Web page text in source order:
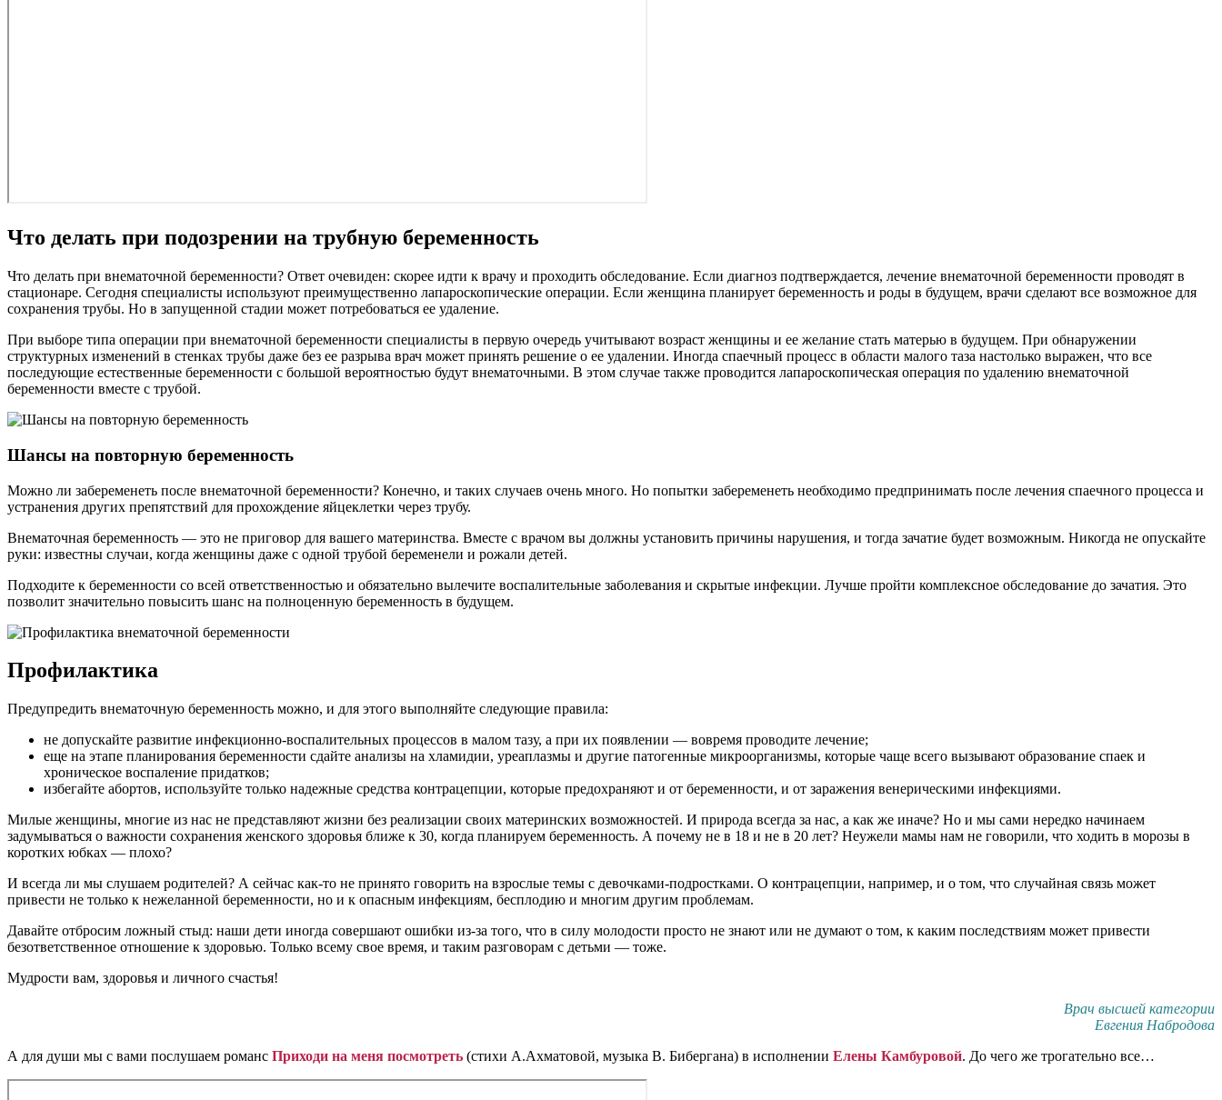
Что делать при подозрении на трубную беременность
Что делать при внематочной беременности? Ответ очевиден: скорее идти к врачу и проходить обследование. Если диагноз подтверждается, лечение внематочной беременности проводят в
стационаре. Сегодня специалисты используют преимущественно лапароскопические операции. Если женщина планирует беременность и роды в будущем, врачи сделают все возможное для
сохранения трубы. Но в запущенной стадии может потребоваться ее удаление.
При выборе типа операции при внематочной беременности специалисты в первую очередь учитывают возраст женщины и ее желание стать матерью в будущем. При обнаружении
структурных изменений в стенках трубы даже без ее разрыва врач может принять решение о ее удалении. Иногда спаечный процесс в области малого таза настолько выражен, что все
последующие естественные беременности с большой вероятностью будут внематочными. В этом случае также проводится лапароскопическая операция по удалению внематочной
беременности вместе с трубой.
Шансы на повторную беременность
Можно ли забеременеть после внематочной беременности? Конечно, и таких случаев очень много. Но попытки забеременеть необходимо предпринимать после лечения спаечного процесса и
устранения других препятствий для прохождение яйцеклетки через трубу.
Внематочная беременность — это не приговор для вашего материнства. Вместе с врачом вы должны установить причины нарушения, и тогда зачатие будет возможным. Никогда не опускайте
руки: известны случаи, когда женщины даже с одной трубой беременели и рожали детей.
Подходите к беременности со всей ответственностью и обязательно вылечите воспалительные заболевания и скрытые инфекции. Лучше пройти комплексное обследование до зачатия. Это
позволит значительно повысить шанс на полноценную беременность в будущем.
Профилактика
Предупредить внематочную беременность можно, и для этого выполняйте следующие правила:
не допускайте развитие инфекционно-воспалительных процессов в малом тазу, а при их появлении — вовремя проводите лечение;
еще на этапе планирования беременности сдайте анализы на хламидии, уреаплазмы и другие патогенные микроорганизмы, которые чаще всего вызывают образование спаек и
хроническое воспаление придатков;
избегайте абортов, используйте только надежные средства контрацепции, которые предохраняют и от беременности, и от заражения венерическими инфекциями.
Милые женщины, многие из нас не представляют жизни без реализации своих материнских возможностей. И природа всегда за нас, а как же иначе? Но и мы сами нередко начинаем
задумываться о важности сохранения женского здоровья ближе к 30, когда планируем беременность. А почему не в 18 и не в 20 лет? Неужели мамы нам не говорили, что ходить в морозы в
коротких юбках — плохо?
И всегда ли мы слушаем родителей? А сейчас как-то не принято говорить на взрослые темы с девочками-подростками. О контрацепции, например, и о том, что случайная связь может
привести не только к нежеланной беременности, но и к опасным инфекциям, бесплодию и многим другим проблемам.
Давайте отбросим ложный стыд: наши дети иногда совершают ошибки из-за того, что в силу молодости просто не знают или не думают о том, к каким последствиям может привести
безответственное отношение к здоровью. Только всему свое время, и таким разговорам с детьми — тоже.
Мудрости вам, здоровья и личного счастья!
Врач высшей категории
Евгения Набродова
А для души мы с вами послушаем романс Приходи на меня посмотреть (стихи А.Ахматовой, музыка В. Бибергана) в исполнении Елены Камбуровой. До чего же трогательно все…